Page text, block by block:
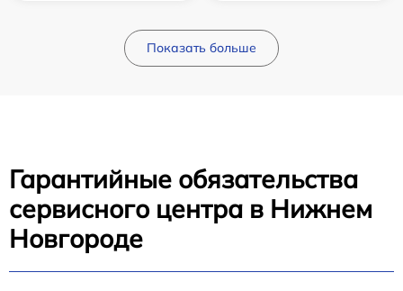
Показать больше
Гарантийные обязательства
сервисного центра в Нижнем
Новгороде